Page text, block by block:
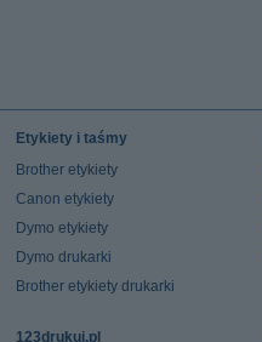
Etykiety i taśmy
Brother etykiety
Canon etykiety
Dymo etykiety
Dymo drukarki
Brother etykiety drukarki
123drukuj.pl